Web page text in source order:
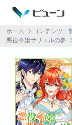
ホーム コンテンツ一
悪役令嬢サリエルの夢